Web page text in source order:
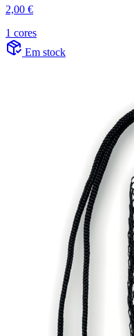
2,00 €
1 cores
Em stock